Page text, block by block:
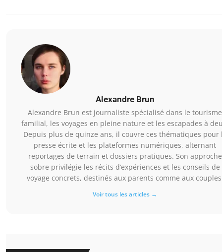
Alexandre Brun
Alexandre Brun est journaliste spécialisé dans le tourisme
familial, les voyages en pleine nature et les escapades à
Depuis plus de quinze ans, il couvre ces thématiques pour
presse écrite et les plateformes numériques, alternant
reportages de terrain et dossiers pratiques. Son approche
sobre privilégie les récits d’expériences et les conseils de
voyage concrets, destinés aux parents comme aux
Voir tous les articles →